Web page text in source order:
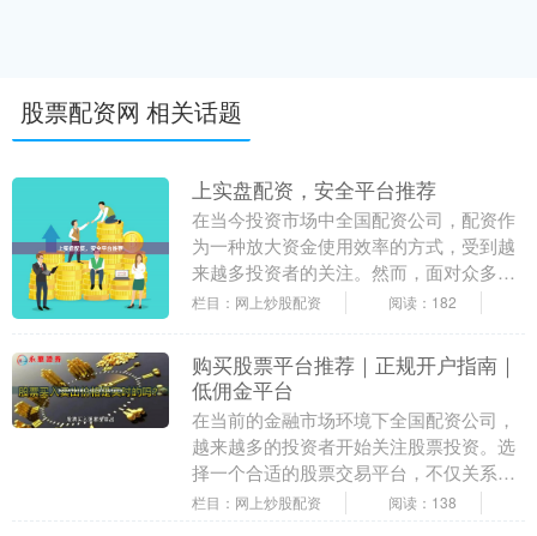
股票配资网 相关话题
上实盘配资，安全平台推荐
在当今投资市场中全国配资公司，配资作
为一种放大资金使用效率的方式，受到越
来越多投资者的关注。然而，面对众多配
资平台，如何选择一家**上实盘配资**的
栏目：网上炒股配资 阅读：182
购买股票平台推荐｜正规开户指南｜
低佣金平台
在当前的金融市场环境下全国配资公司，
越来越多的投资者开始关注股票投资。选
择一个合适的股票交易平台，不仅关系到
交易成本，更直接影响投资体验和资金安
栏目：网上炒股配资 阅读：138